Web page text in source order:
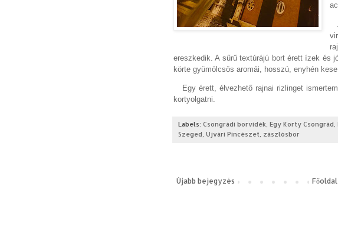
ereszkedik. A sűrű textúrájú bort érett ízek és
körte gyümölcsös aromái, hosszú, enyhén
Egy érett, élvezhető rajnai rizlinget
kortyolgatni.
Labels: Csongrádi borvidék, Egy Korty Csongrád,
Szeged, Ujvári Pincészet, zászlósbor
Újabb bejegyzés Főoldal